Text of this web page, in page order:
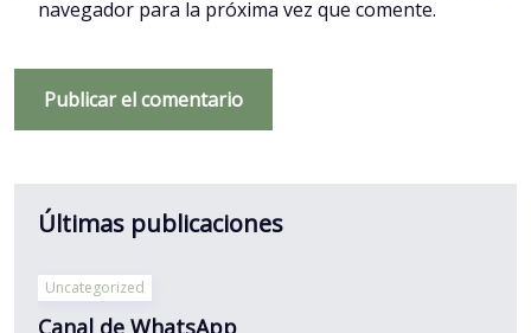
navegador para la próxima vez que comente.
Últimas publicaciones
Uncategorized
Canal de WhatsApp